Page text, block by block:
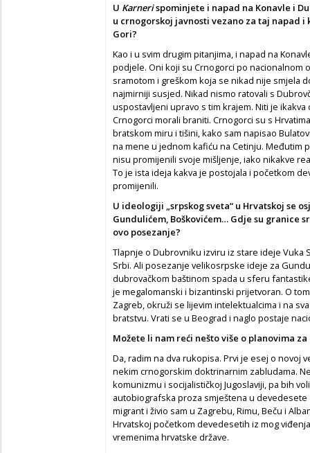
U Karnerispominjete i napad na Konavle i
u crnogorskoj javnosti vezano za taj napad
Gori?
Kao i u svim drugim pitanjima, i napad na
podjele. Oni koji su Crnogorci po nacionalnom
sramotom i greškom koja se nikad nije smjela
najmirniji susjed. Nikad nismo ratovali s
uspostavljeni upravo s tim krajem. Niti je
Crnogorci morali braniti. Crnogorci su s
bratskom miru i tišini, kako sam napisao
na mene u jednom kafiću na Cetinju. Međutim
nisu promijenili svoje mišljenje, iako nikakve
To je ista ideja kakva je postojala i početkom
promijenili.
U ideologiji „srpskog sveta“ u Hrvatskoj se
Gundulićem, Boškovićem… Gdje su granice
ovo posezanje?
Tlapnje o Dubrovniku izviru iz stare ideje Vuka
Srbi. Ali posezanje velikosrpske ideje za
dubrovačkom baštinom spada u sferu
je megalomanski i bizantinski prijetvoran. O
Zagreb, okruži se lijevim intelektualcima i na
bratstvu. Vrati se u Beograd i naglo postaje
Možete li nam reći nešto više o planovima
Da, radim na dva rukopisa. Prvi je esej o novoj
nekim crnogorskim doktrinarnim zabludama.
komunizmu i socijalističkoj Jugoslaviji, pa bih
autobiografska proza smještena u devedesete
migrant i živio sam u Zagrebu, Rimu, Beču i
Hrvatskoj početkom devedesetih iz mog
vremenima hrvatske države.